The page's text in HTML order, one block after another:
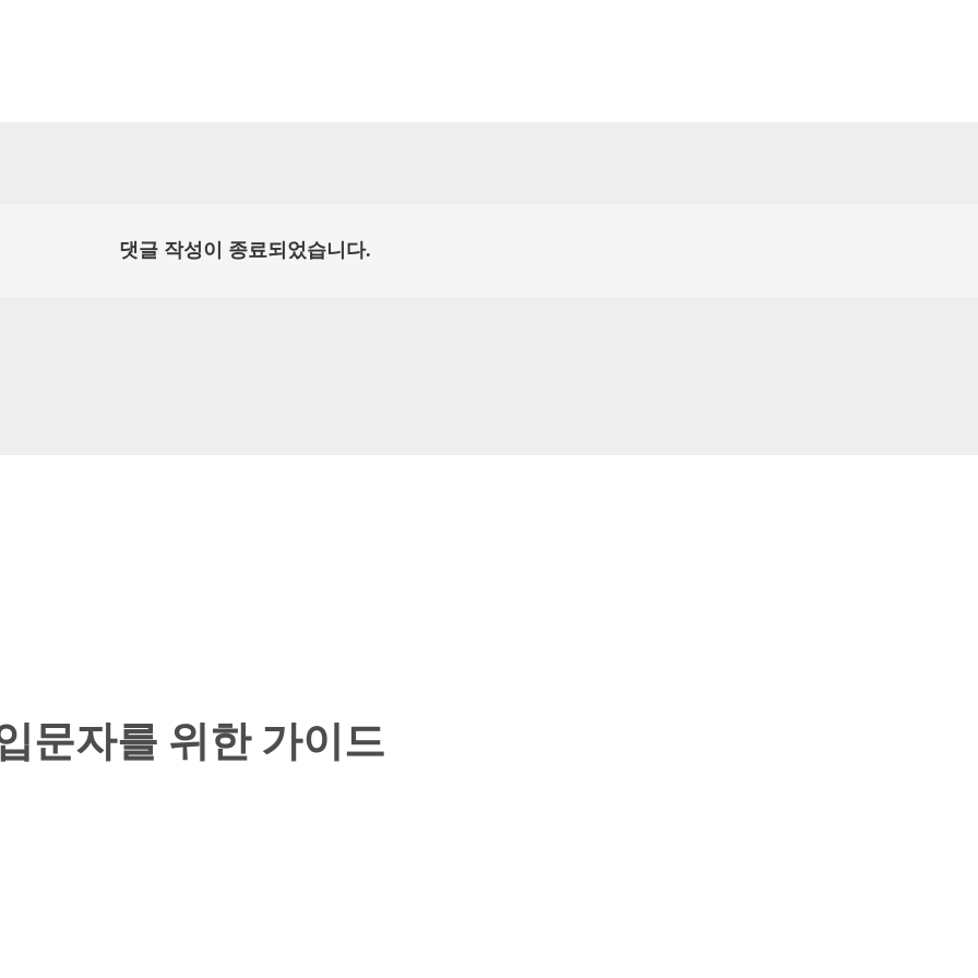
댓글 작성이 종료되었습니다.
문자를 위한 가이드